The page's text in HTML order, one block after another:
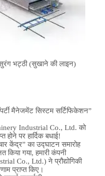
सुरंग भट्ठी (सुखाने की लाइन)
मैनेजमेंट सिस्टम सर्टिफिकेशन”
Industrial Co., Ltd. को
होने पर हार्दिक बधाई!
केंद्र” का उद्घाटन समारोह
किया गया, हमारी कंपनी
Co., Ltd.) ने प्रौद्योगिकी
प्राप्त किए।